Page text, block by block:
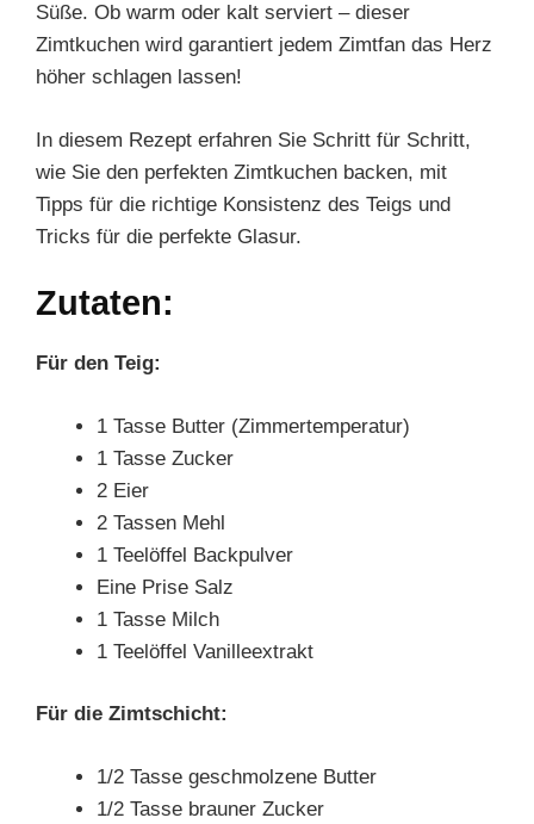
Süße. Ob warm oder kalt serviert – dieser
Zimtkuchen wird garantiert jedem Zimtfan das Herz
höher schlagen lassen!
In diesem Rezept erfahren Sie Schritt für Schritt,
wie Sie den perfekten Zimtkuchen backen, mit
Tipps für die richtige Konsistenz des Teigs und
Tricks für die perfekte Glasur.
Zutaten:
Für den Teig:
1 Tasse Butter (Zimmertemperatur)
1 Tasse Zucker
2 Eier
2 Tassen Mehl
1 Teelöffel Backpulver
Eine Prise Salz
1 Tasse Milch
1 Teelöffel Vanilleextrakt
Für die Zimtschicht:
1/2 Tasse geschmolzene Butter
1/2 Tasse brauner Zucker